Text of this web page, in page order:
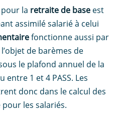
la retraite de base est
assimilé salarié à celui
fonctionne aussi par
de barèmes de
le plafond annuel de la
entre 1 et 4 PASS. Les
donc dans le calcul des
les salariés.